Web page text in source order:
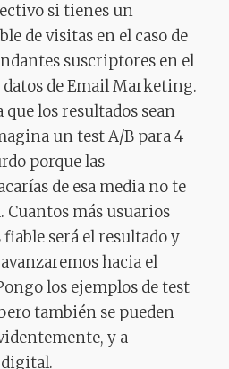
si tienes un
de visitas en el caso de
suscriptores en el
datos de Email Marketing.
que los resultados sean
un test A/B para 4
porque las
de esa media no te
Cuantos más usuarios
será el resultado y
hacia el
los ejemplos de test
también se pueden
y a